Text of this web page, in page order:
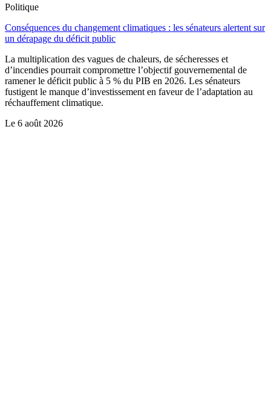
Politique
Conséquences du changement climatiques : les sénateurs alertent sur
un dérapage du déficit public
La multiplication des vagues de chaleurs, de sécheresses et
d’incendies pourrait compromettre l’objectif gouvernemental de
ramener le déficit public à 5 % du PIB en 2026. Les sénateurs
fustigent le manque d’investissement en faveur de l’adaptation au
réchauffement climatique.
Le 6 août 2026